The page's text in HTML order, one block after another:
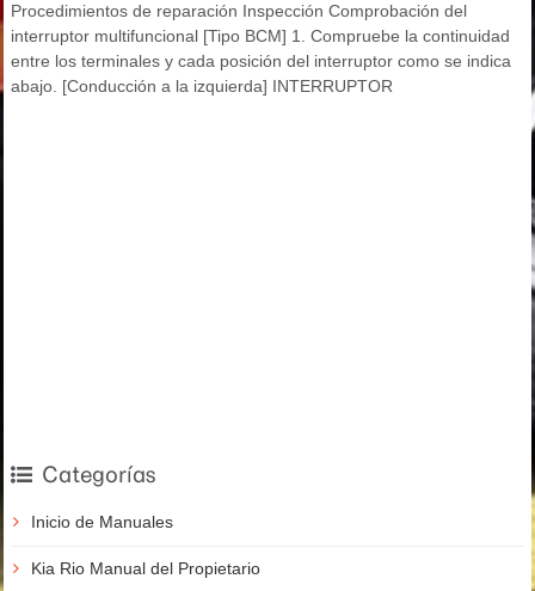
Procedimientos de reparación Inspección Comprobación del
interruptor multifuncional [Tipo BCM] 1. Compruebe la continuidad
entre los terminales y cada posición del interruptor como se indica
abajo. [Conducción a la izquierda] INTERRUPTOR
Categorías
Inicio de Manuales
Kia Rio Manual del Propietario